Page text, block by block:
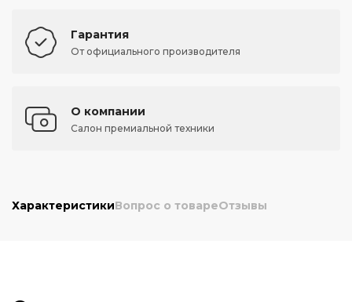
Гарантия
От официального производителя
О компании
Салон премиальной техники
ХарактеристикиВопрос о товареОтзывы